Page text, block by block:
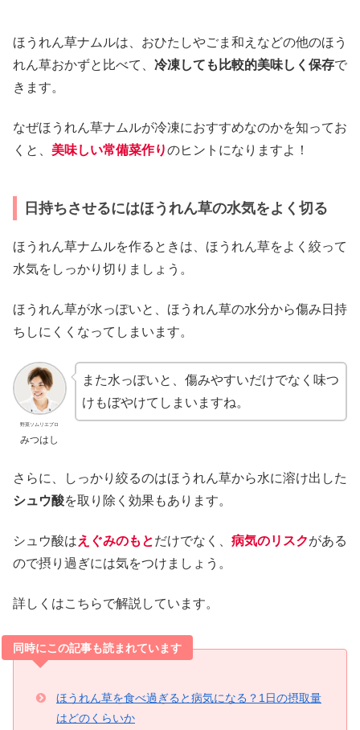
ほうれん草ナムルは、おひたしやごま和えなどの他のほう
れん草おかずと比べて、 冷凍しても比較的美味しく保存で
きます。
なぜほうれん草ナムルが冷凍におすすめなのかを知ってお
くと、 美味しい常備菜作りのヒントになりますよ！
日持ちさせるにはほうれん草の水気をよく切る
ほうれん草ナムルを作るときは、ほうれん草をよく絞って
水気をしっかり切りましょう。
ほうれん草が水っぽいと、ほうれん草の水分から傷み日持
ちしにくくなってしまいます。
野菜ソムリエプロ
みつはし
また水っぽいと、傷みやすいだけでなく味つ
けもぼやけてしまいますね。
さらに、しっかり絞るのはほうれん草から水に溶け出した
シュウ酸を取り除く効果もあります。
シュウ酸はえぐみのもとだけでなく、 病気のリスクがある
ので摂り過ぎには気をつけましょう。
詳しくはこちらで解説しています。
同時にこの記事も読まれています
ほうれん草を食べ過ぎると病気になる？1日の摂取量
はどのくらいか